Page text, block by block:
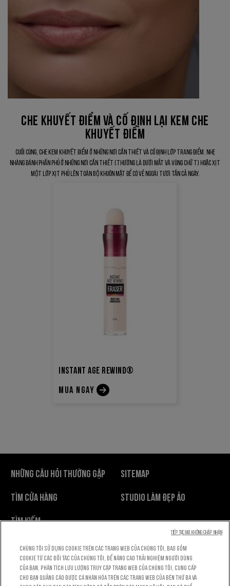
CHE KHUYẾT ĐIỂM VÀ CỐ ĐỊNH LẠI KEM CHE
KHUYẾT ĐIỂM
Cuối cùng, che kem khuyết điểm ở những nơi cần thiết và cố định lớp trang điểm. Nhẹ
nhàng đánh phấn phủ ở những nơi cần thiết (thường là dưới mắt và vùng chữ T) hoặc xịt
một lớp xịt phủ lên toàn bộ khuôn mặt để có vẻ ngoài tươi tắn cả ngày.
INSTANT AGE REWIND®
MUA NGAY
NHỮNG CÂU HỎI THƯỜNG GẶP
TÌM CỬA HÀNG
TÌM KIẾM
SITEMAP
STUDIO LÀM ĐẸP ẢO
Cài Đặt Cookie
Chúng tôi sử dụng cookie trên các trang web của chúng tôi, bao gồm
cookie từ các đối tác của chúng tôi, để nâng cao trải nghiệm người dùng
của bạn, phân tích lưu lượng truy cập trang web của chúng tôi, cung cấp
cho bạn quảng cáo được cá nhân hóa trên các trang web của bên thứ ba và
Tiếp tục mà không chấp nhận